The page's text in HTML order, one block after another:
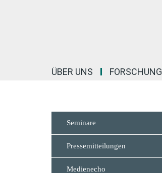
ÜBER UNS FORSCHUNG
Seminare
Pressemitteilungen
Medienecho